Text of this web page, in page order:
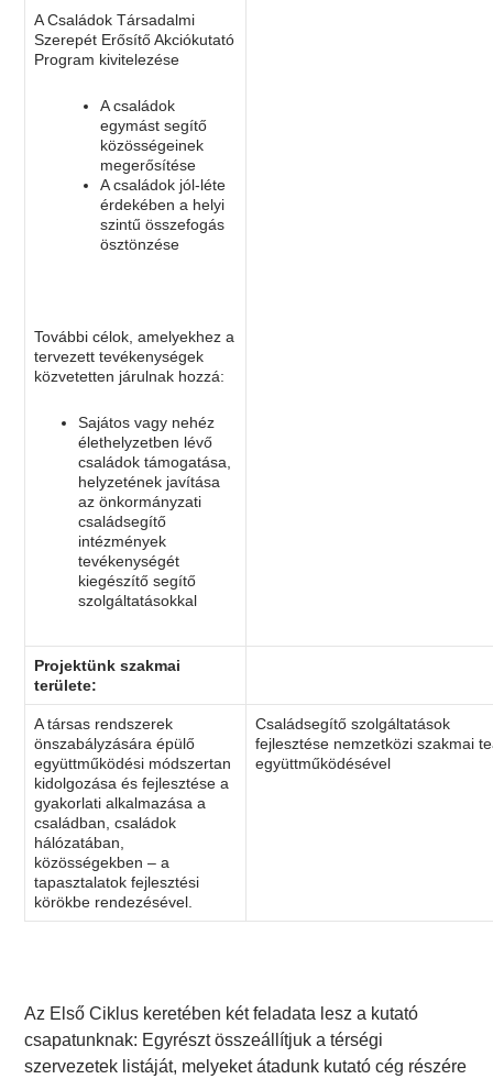
A Családok Társadalmi
Szerepét Erősítő Akciókutató
Program kivitelezése
A családok
egymást segítő
közösségeinek
megerősítése
A családok jól-léte
érdekében a helyi
szintű összefogás
ösztönzése
További célok, amelyekhez a
tervezett tevékenységek
közvetetten járulnak hozzá:
Sajátos vagy nehéz
élethelyzetben lévő
családok támogatása,
helyzetének javítása
az önkormányzati
családsegítő
intézmények
tevékenységét
kiegészítő segítő
szolgáltatásokkal
Projektünk szakmai
területe:
A társas rendszerek
önszabályzására épülő
együttműködési módszertan
kidolgozása és fejlesztése a
gyakorlati alkalmazása a
családban, családok
hálózatában,
közösségekben – a
tapasztalatok fejlesztési
körökbe rendezésével.
Családsegítő szolgáltatások
fejlesztése nemzetközi szakmai
együttműködésével
Az Első Ciklus keretében két feladata lesz a kutató
csapatunknak: Egyrészt összeállítjuk a térségi
szervezetek listáját, melyeket átadunk kutató cég részére